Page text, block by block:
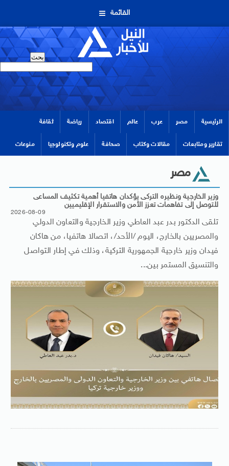
القائمة
الرئيسية مصر عرب عالم اقتصاد رياضة ثقافة
تقارير ومتابعات مقالات وكتاب صحافة علوم وتكنولوجيا منوعات
مصر
وزير الخارجية ونظيره التركى يؤكدان هاتفيا أهمية تكثيف المساعى
للتوصل إلى تفاهمات تعزز الأمن والاستقرار الإقليميين
2026-08-09
تلقى الدكتور بدر عبد العاطي وزير الخارجية والتعاون الدولي
والمصريين بالخارج، اليوم /الأحد/، اتصالا هاتفيا، من هاكان
فيدان وزير خارجية الجمهورية التركية، وذلك في إطار التواصل
والتنسيق المستمر بين...